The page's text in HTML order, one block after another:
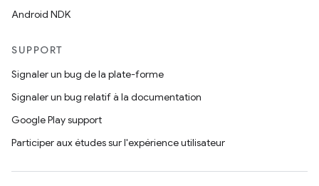
Android NDK
SUPPORT
Signaler un bug de la plate-forme
Signaler un bug relatif à la documentation
Google Play support
Participer aux études sur l'expérience utilisateur